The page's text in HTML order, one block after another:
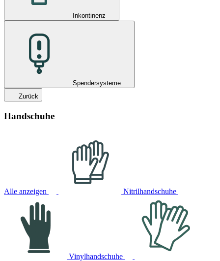
Inkontinenz
Spendersysteme
Zurück
Handschuhe
Alle anzeigen Nitrilhandschuhe
Vinylhandschuhe